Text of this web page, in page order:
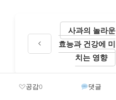
사과의 놀라운
효능과 건강에 미
치는 영향
공감0 댓글